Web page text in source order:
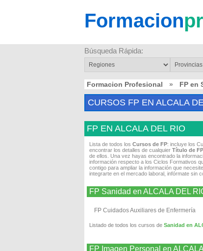
Formacion
Búsqueda Rápida:
Formacion Profesional » FP en
CURSOS FP EN ALCALA
FP EN ALCALA DEL RIO
Lista de todos los Cursos de FP: incluye los
encontrar los detalles de cualquier Título de FP
de ellos. Una vez hayas encontrado la
información respecto a los Ciclos Formativos
contigo para ampliar la información que
integrarte en el mercado laboral, infórmate sin
FP Sanidad en ALCALA DEL
FP Cuidados Auxiliares de Enfermería
Listado de todos los cursos de Sanidad en
FP Imagen Personal en